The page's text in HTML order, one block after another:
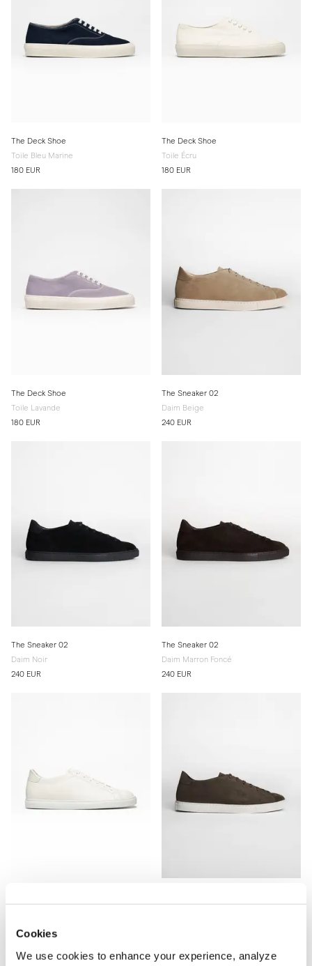
Cookies
We use cookies to enhance your experience, analyze
The Deck Shoe
Toile Bleu Marine
180 EUR
The Deck Shoe
Toile Écru
180 EUR
The Deck Shoe
Toile Lavande
180 EUR
The Sneaker 02
Daim Beige
240 EUR
The Sneaker 02
Daim Noir
240 EUR
The Sneaker 02
Daim Marron Foncé
240 EUR